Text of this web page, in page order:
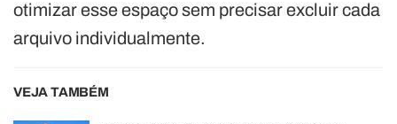
otimizar esse espaço sem precisar excluir cada
arquivo individualmente.
VEJA TAMBÉM